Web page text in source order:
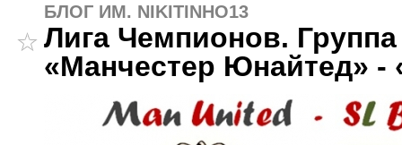
БЛОГ ИМ. NIKITINHO13
Лига Чемпионов.
«Манчестер Юнайтед» -